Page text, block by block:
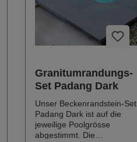
Granitumrandungs-
Set Padang Dark
Unser Beckenrandstein-Set
Padang Dark ist auf die
jeweilige Poolgrösse
abgestimmt. Die